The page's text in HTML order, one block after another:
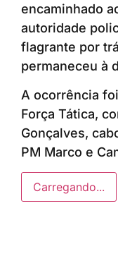
encaminhado
autoridade
flagrante por
permaneceu à
A ocorrência
Força Tática,
Gonçalves,
PM Marco e
Carregando...